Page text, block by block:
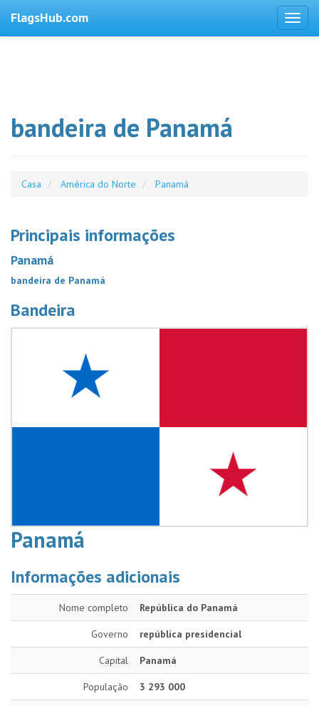
FlagsHub.com
bandeira de Panamá
Casa América do Norte Panamá
Principais informações
Panamá
bandeira de Panamá
Bandeira
Panamá
Informações adicionais
Nome completo República do Panamá
Governo república presidencial
Capital Panamá
População 3 293 000